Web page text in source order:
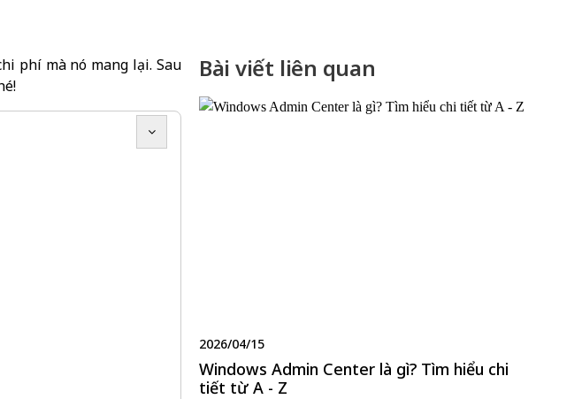
phí mà nó mang lại. Sau
Bài viết liên quan
2026/04/15
Windows Admin Center là gì? Tìm hiểu chi
tiết từ A - Z